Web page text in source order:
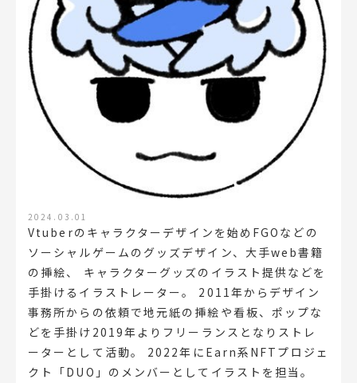
2024.03.01
Vtuberのキャラクターデザインを始めFGOなどの
ソーシャルゲームのグッズデザイン、大手web書籍
の挿絵、 キャラクターグッズのイラスト提供などを
手掛けるイラストレーター。 2011年からデザイン
事務所からの依頼で地元紙の挿絵や看板、ポップな
どを手掛け2019年よりフリーランスとなりストレ
ーターとして活動。 2022年にEarn系NFTプロジェ
クト「DUO」のメンバーとしてイラストを担当。